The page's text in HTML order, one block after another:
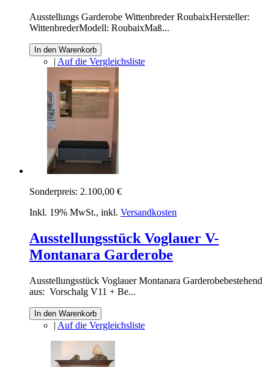
Ausstellungs Garderobe Wittenbreder RoubaixHersteller:
WittenbrederModell: RoubaixMaß...
In den Warenkorb
| Auf die Vergleichsliste
Sonderpreis: 2.100,00 €
Inkl. 19% MwSt., inkl. Versandkosten
Ausstellungsstück Voglauer V-
Montanara Garderobe
Ausstellungsstück Voglauer Montanara Garderobebestehend
aus: Vorschalg V11 + Be...
In den Warenkorb
| Auf die Vergleichsliste